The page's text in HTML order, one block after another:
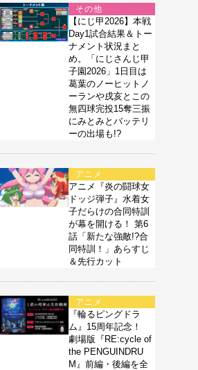
その他
【にじ甲2026】本戦
Day1試合結果＆トー
ナメント状況まと
め。「にじさんじ甲
子園2026」1日目は
葛葉のノーヒットノ
ーランや戌亥とこの
無四球完投15奪三振
にみとみとバッテリ
ーの出場も!?
アニメ
アニメ『炎の闘球女
ドッジ弾子』水着女
子だらけの合同特訓
が幕を開ける！ 第6
話「新たな強敵!?合
同特訓！」あらすじ
＆先行カット
アニメ
『輪るピングドラ
ム』15周年記念！
劇場版『RE:cycle of
the PENGUINDRU
M』前編・後編を全